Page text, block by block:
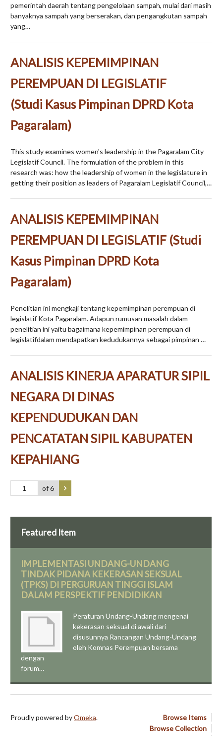
pemerintah daerah tentang pengelolaan sampah, mulai dari masih
banyaknya sampah yang berserakan, dan pengangkutan sampah
yang…
ANALISIS KEPEMIMPINAN
PEREMPUAN DI LEGISLATIF
(Studi Kasus Pimpinan DPRD Kota
Pagaralam)
This study examines women's leadership in the Pagaralam City
Legislatif Council. The formulation of the problem in this
research was: how the leadership of women in the legislature in
getting their position as leaders of Pagaralam Legislatif Council,…
ANALISIS KEPEMIMPINAN
PEREMPUAN DI LEGISLATIF (Studi
Kasus Pimpinan DPRD Kota
Pagaralam)
Penelitian ini mengkaji tentang kepemimpinan perempuan di
legislatif Kota Pagaralam. Adapun rumusan masalah dalam
penelitian ini yaitu bagaimana kepemimpinan perempuan di
legislatifdalam mendapatkan kedudukannya sebagai pimpinan …
ANALISIS KINERJA APARATUR SIPIL
NEGARA DI DINAS
KEPENDUDUKAN DAN
PENCATATAN SIPIL KABUPATEN
KEPAHIANG
of 6
Featured Item
IMPLEMENTASI UNDANG-UNDANG
TINDAK PIDANA KEKERASAN SEKSUAL
(TPKS) DI PERGURUAN TINGGI ISLAM
DALAM PERSPEKTIF PENDIDIKAN
Peraturan Undang-Undang mengenai
kekerasan seksual di awali dari
disusunnya Rancangan Undang-Undang
oleh Komnas Perempuan bersama
dengan
forum…
Browse Items
Browse Collection
Proudly powered byOmeka.